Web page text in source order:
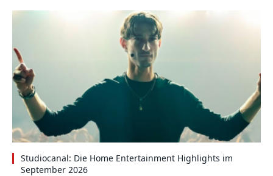
Studiocanal: Die Home Entertainment Highlights im
September 2026